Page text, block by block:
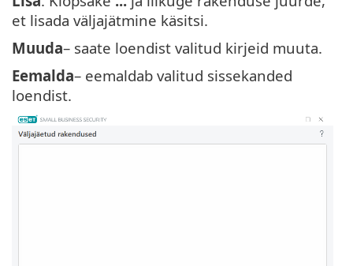
et lisada väljajätmine käsitsi.
Muuda– saate loendist valitud kirjeid muuta.
Eemalda– eemaldab valitud sissekanded
loendist.